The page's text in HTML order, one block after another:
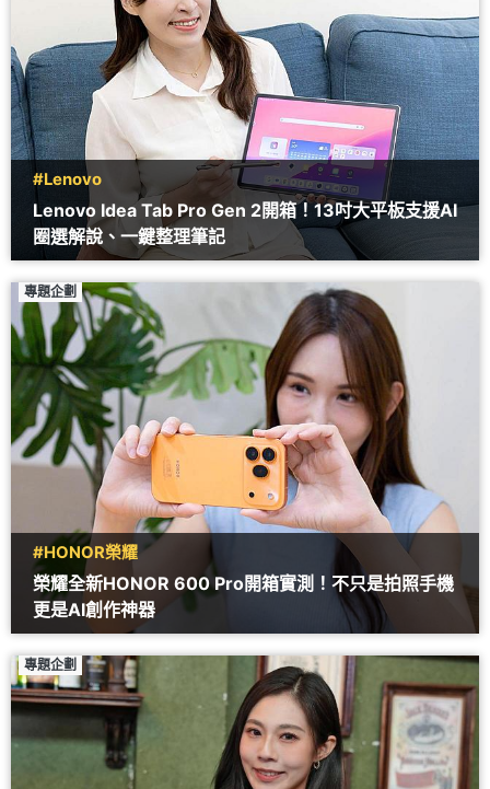
#Lenovo
Lenovo Idea Tab Pro Gen 2開箱！13吋大平板支援AI
圈選解說、一鍵整理筆記
專題企劃
#HONOR榮耀
榮耀全新HONOR 600 Pro開箱實測！不只是拍照手機
更是AI創作神器
專題企劃